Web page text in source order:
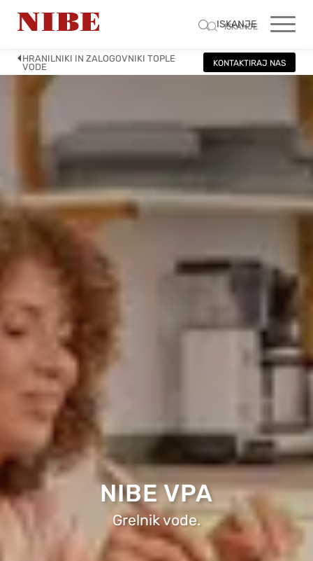
ISKANJE
ISKANJE
HRANILNIKI IN ZALOGOVNIKI TOPLE
VODE
KONTAKTIRAJ NAS
NIBE VPA
Grelnik vode.